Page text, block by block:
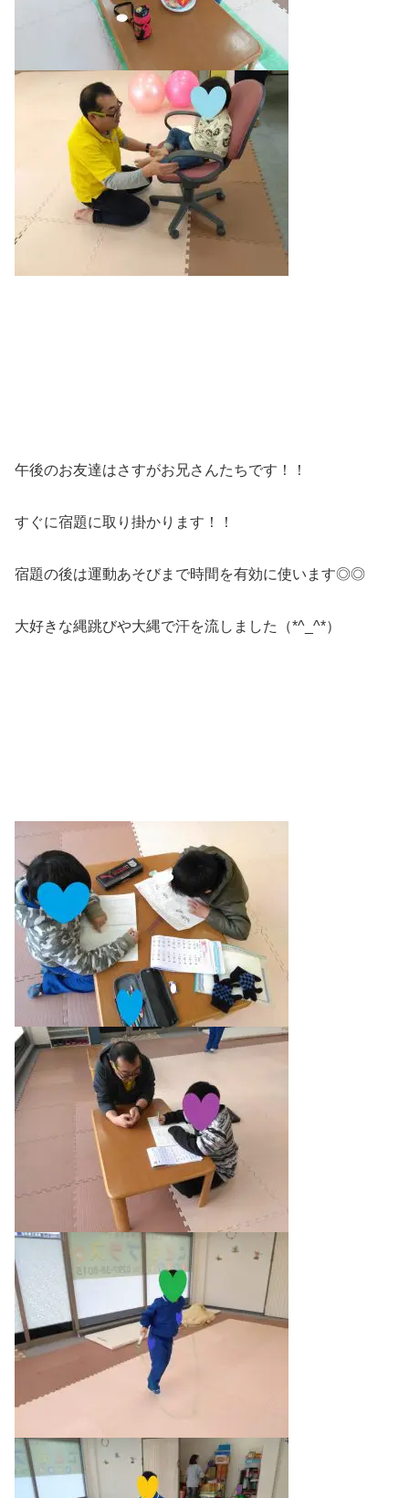
午後のお友達はさすがお兄さんたちです！！
すぐに宿題に取り掛かります！！
宿題の後は運動あそびまで時間を有効に使います◎◎
大好きな縄跳びや大縄で汗を流しました（*^_^*）